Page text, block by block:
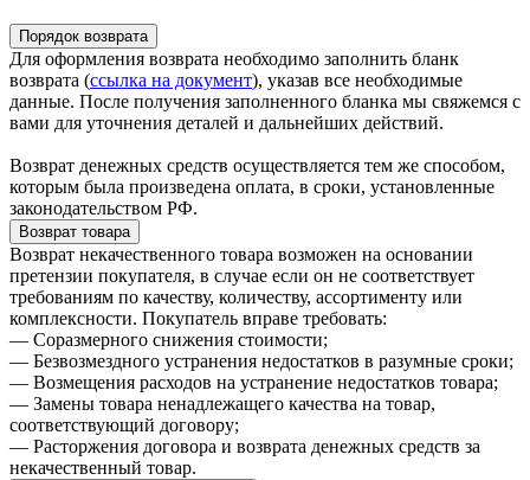
Порядок возврата
Для оформления возврата необходимо заполнить бланк
возврата (ссылка на документ), указав все необходимые
данные. После получения заполненного бланка мы свяжемся с
вами для уточнения деталей и дальнейших действий.
Возврат денежных средств осуществляется тем же способом,
которым была произведена оплата, в сроки, установленные
законодательством РФ.
Возврат товара
Возврат некачественного товара возможен на основании
претензии покупателя, в случае если он не соответствует
требованиям по качеству, количеству, ассортименту или
комплексности. Покупатель вправе требовать:
— Соразмерного снижения стоимости;
— Безвозмездного устранения недостатков в разумные сроки;
— Возмещения расходов на устранение недостатков товара;
— Замены товара ненадлежащего качества на товар,
соответствующий договору;
— Расторжения договора и возврата денежных средств за
некачественный товар.